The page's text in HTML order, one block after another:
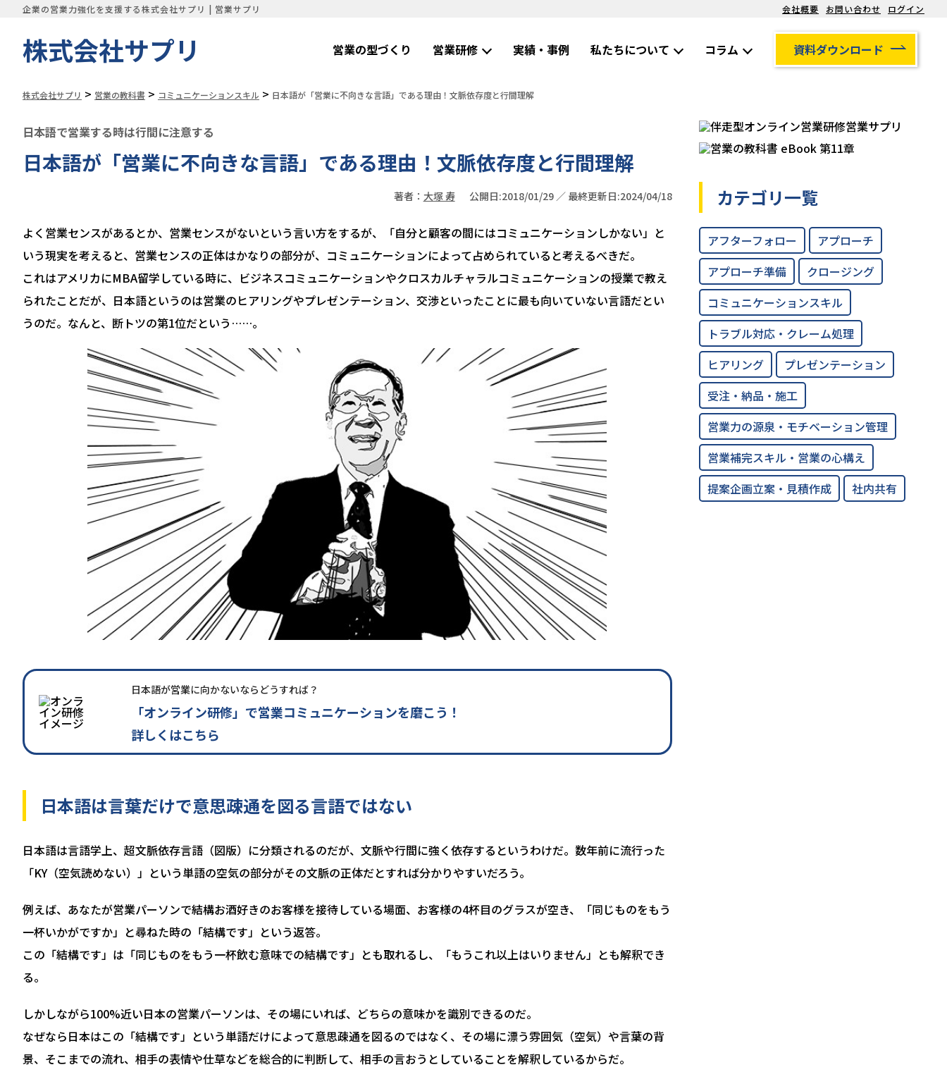
企業の営業力強化を支援する株式会社サプリ | 営業サプリ 会社概要 お問い合わせ ログイン
株式会社サプリ 営業の型づくり 営業研修 実績・事例 私たちについて コラム 資料ダウンロード
株式会社サプリ > 営業の教科書 > コミュニケーションスキル > 日本語が「営業に不向きな言語」である理由！文脈依存度と行間理解
日本語で営業する時は行間に注意する
日本語が「営業に不向きな言語」である理由！文脈依存度と行間理解
著者： 大塚 寿 公開日:2018/01/29 ／ 最終更新日:2024/04/18
よく営業センスがあるとか、営業センスがないという言い方をするが、「自分と顧客の間にはコミュニケーションしかない」と
いう現実を考えると、営業センスの正体はかなりの部分が、コミュニケーションによって占められていると考えるべきだ。
これはアメリカにMBA留学している時に、ビジネスコミュニケーションやクロスカルチャラルコミュニケーションの授業で教え
られたことだが、日本語というのは営業のヒアリングやプレゼンテーション、交渉といったことに最も向いていない言語だとい
うのだ。なんと、断トツの第1位だという……。
日本語が営業に向かないならどうすれば？
「オンライン研修」で営業コミュニケーションを磨こう！
詳しくはこちら
日本語は言葉だけで意思疎通を図る言語ではない
日本語は言語学上、超文脈依存言語（図版）に分類されるのだが、文脈や行間に強く依存するというわけだ。数年前に流行った
「KY（空気読めない）」という単語の空気の部分がその文脈の正体だとすれば分かりやすいだろう。
例えば、あなたが営業パーソンで結構お酒好きのお客様を接待している場面、お客様の4杯目のグラスが空き、「同じものをもう
一杯いかがですか」と尋ねた時の「結構です」という返答。
この「結構です」は「同じものをもう一杯飲む意味での結構です」とも取れるし、「もうこれ以上はいりません」とも解釈でき
る。
しかしながら100%近い日本の営業パーソンは、その場にいれば、どちらの意味かを識別できるのだ。
なぜなら日本はこの「結構です」という単語だけによって意思疎通を図るのではなく、その場に漂う雰囲気（空気）や言葉の背
景、そこまでの流れ、相手の表情や仕草などを総合的に判断して、相手の言おうとしていることを解釈しているからだ。
カテゴリ一覧
アフターフォロー
アプローチ
アプローチ準備
クロージング
コミュニケーションスキル
トラブル対応・クレーム処理
ヒアリング
プレゼンテーション
受注・納品・施工
営業力の源泉・モチベーション管理
営業補完スキル・営業の心構え
提案企画立案・見積作成
社内共有